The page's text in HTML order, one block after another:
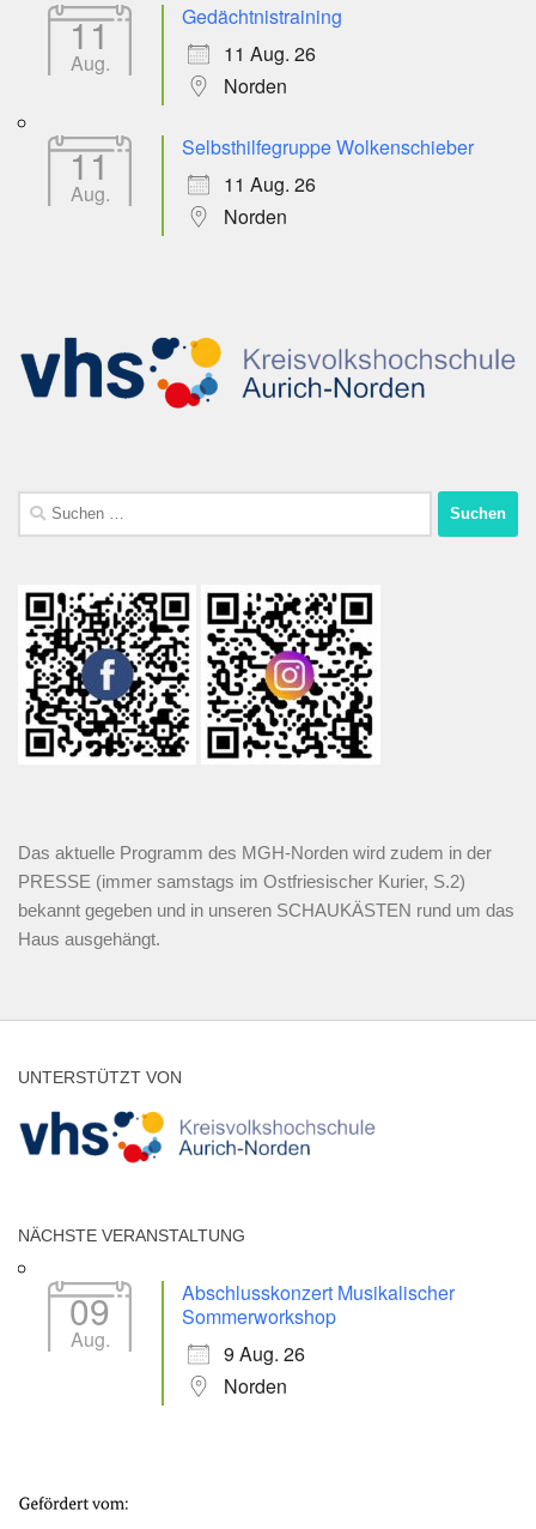
11
Aug.
Gedächtnistraining
11 Aug. 26
Norden
11
Aug.
Selbsthilfegruppe Wolkenschieber
11 Aug. 26
Norden
Das aktuelle Programm des MGH-Norden wird zudem in der
PRESSE (immer samstags im Ostfriesischer Kurier, S.2)
bekannt gegeben und in unseren SCHAUKÄSTEN rund um das
Haus ausgehängt.
UNTERSTÜTZT VON
NÄCHSTE VERANSTALTUNG
09
Aug.
Abschlusskonzert Musikalischer
Sommerworkshop
9 Aug. 26
Norden